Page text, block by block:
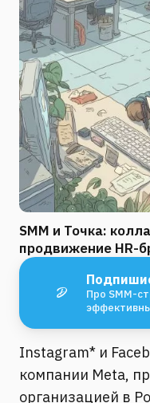
SMM и Точка:
продвижение HR-
Про SMM-
Instagram* и
компании Meta,
организацией в